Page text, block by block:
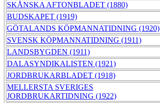
SKÅNSKA AFTONBLADET (1880)
BUDSKAPET (1919)
GÖTALANDS KÖPMANNATIDNING (1920)
SVENSK KÖPMANNATIDNING (1911)
LANDSBYGDEN (1911)
DALASYNDIKALISTEN (1921)
JORDBRUKARBLADET (1918)
MELLERSTA SVERIGES
JORDBRUKARTIDNING (1922)